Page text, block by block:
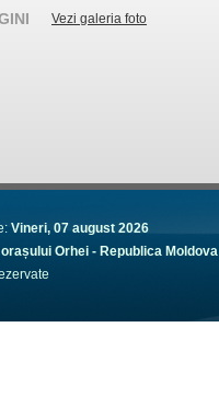
Vezi galeria foto
Vineri, 07 august 2026
Orhei - Republica Moldova